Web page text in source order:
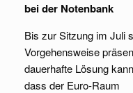
bei der Notenbank
Bis zur Sitzung im Juli
Vorgehensweise
dauerhafte Lösung
dass der Euro-Raum